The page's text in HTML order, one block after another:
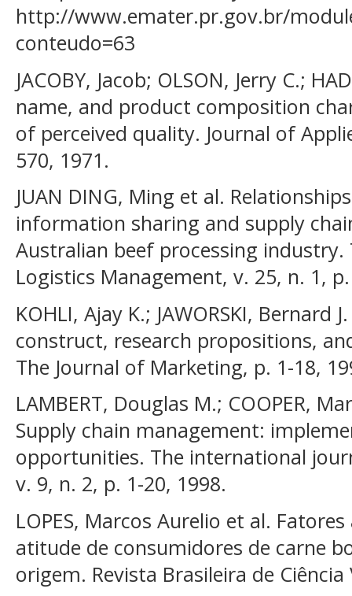
http://www.emater.pr.gov.br/
conteudo=63
JACOBY, Jacob; OLSON, Jerry C.;
name, and product composition
of perceived quality. Journal of
570, 1971.
JUAN DING, Ming et al.
information sharing and supply
Australian beef processing
Logistics Management, v. 25, n. 1,
KOHLI, Ajay K.; JAWORSKI,
construct, research propositions,
The Journal of Marketing, p. 1-18,
LAMBERT, Douglas M.; COOPER,
Supply chain management:
opportunities. The international
v. 9, n. 2, p. 1-20, 1998.
LOPES, Marcos Aurelio et al.
atitude de consumidores de carne
origem. Revista Brasileira de